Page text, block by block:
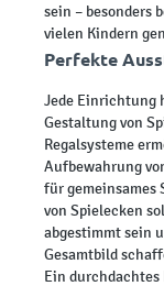
sein – besonders
vielen Kindern
Perfekte
Jede Einrichtung
Gestaltung von
Regalsysteme
Aufbewahrung
für gemeinsames
von Spielecken
abgestimmt sein
Gesamtbild
Ein durchdachtes